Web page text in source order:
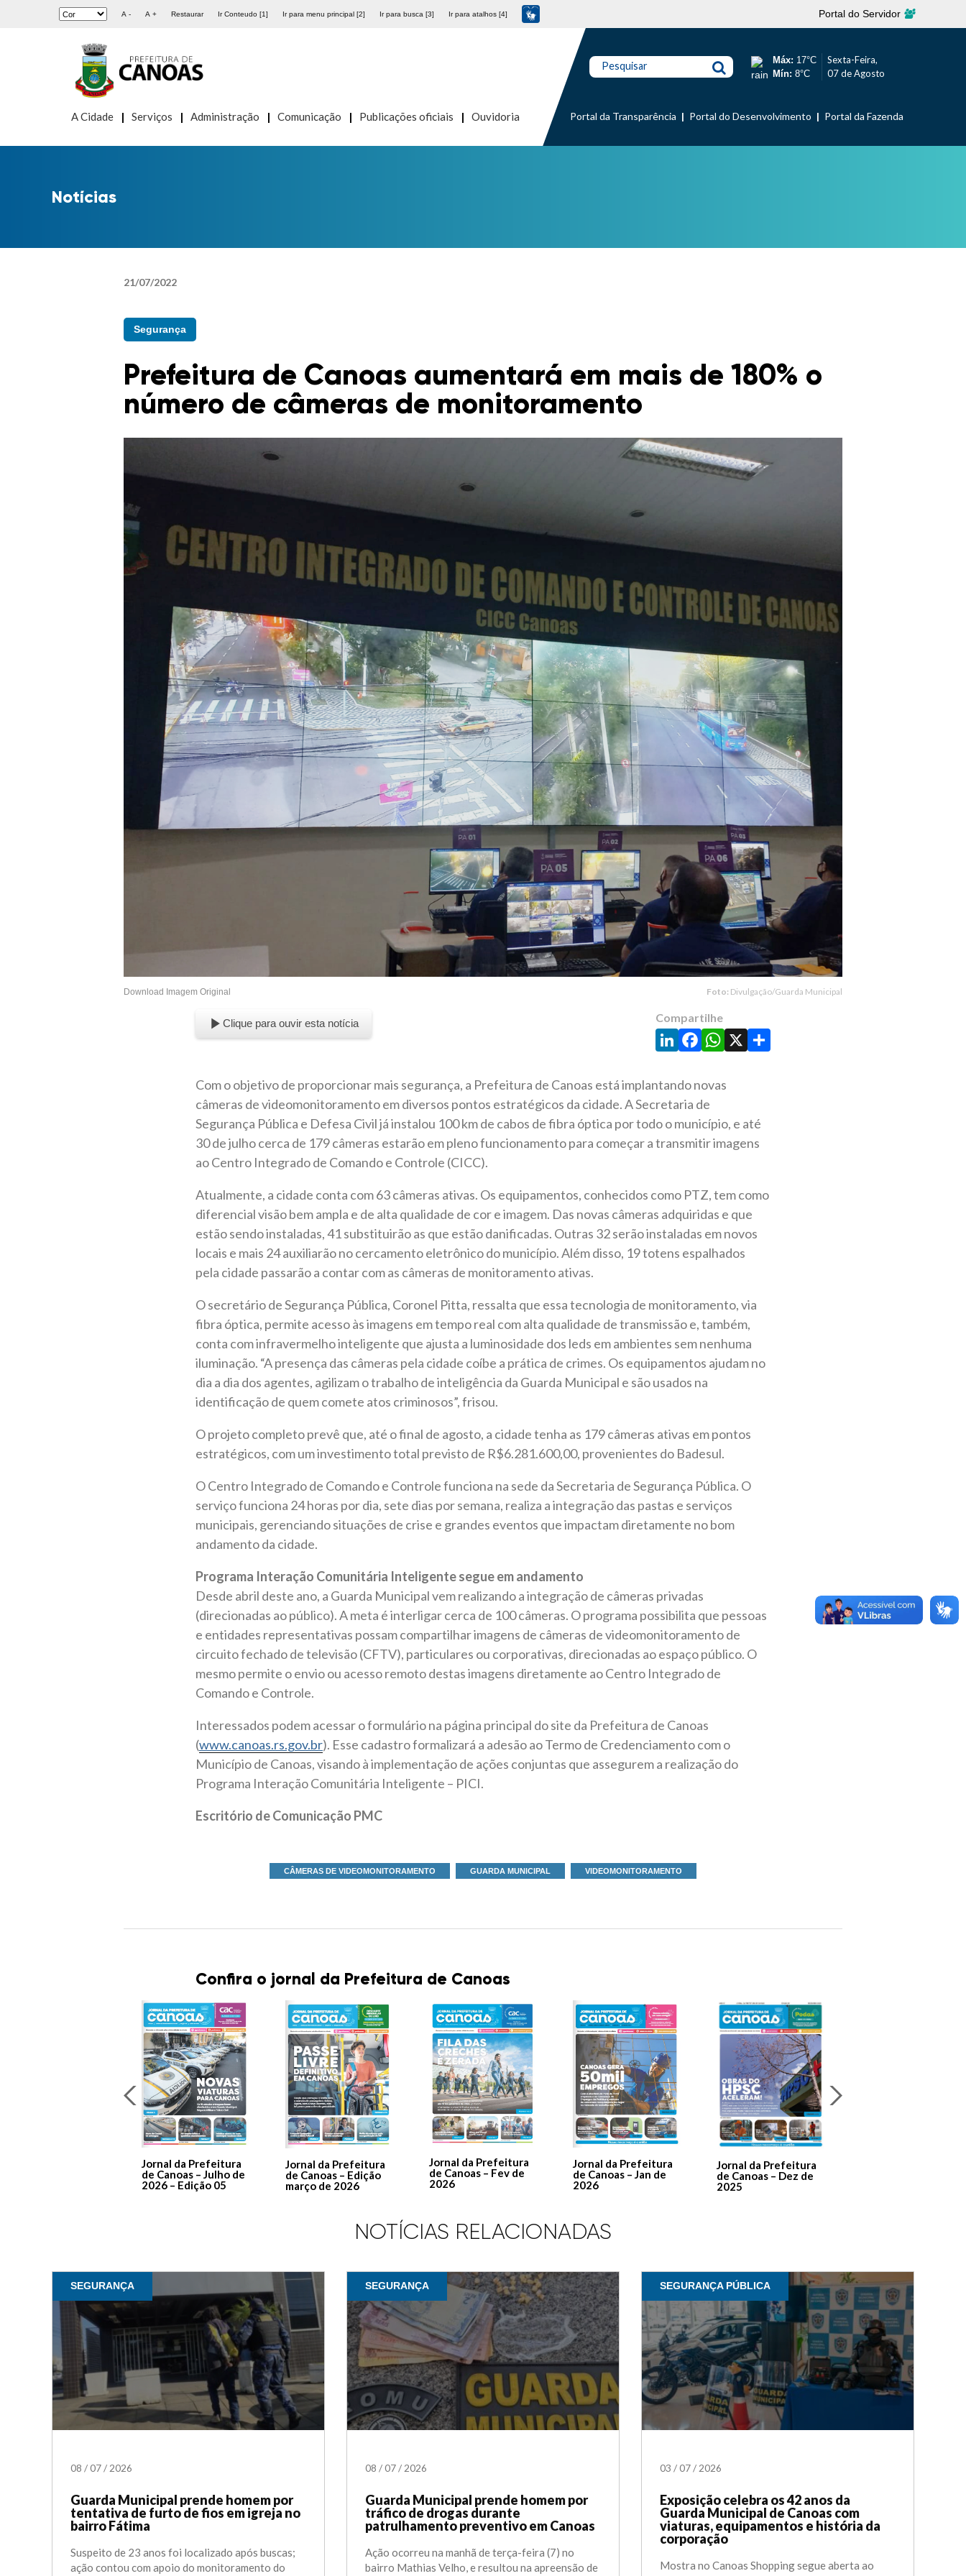
A - A + Restaurar Ir Conteudo [1] Ir para menu principal [2] Ir para busca [3] Ir para atalhos [4] Portal do Servidor
A Cidade Serviços Administração Comunicação Publicações oficiais Ouvidoria
Pesquisar Máx: 17°C
Mín: 8°C
Sexta-Feira,
07 de Agosto
Portal da Transparência Portal do Desenvolvimento Portal da Fazenda
Notícias
21/07/2022
Segurança
Prefeitura de Canoas aumentará em mais de 180% o
número de câmeras de monitoramento
Download Imagem Original Foto: Divulgação/Guarda Municipal
Clique para ouvir esta notícia Compartilhe
LinkedIn
Facebook
WhatsApp
X Share
Com o objetivo de proporcionar mais segurança, a Prefeitura de Canoas está implantando novas
câmeras de videomonitoramento em diversos pontos estratégicos da cidade. A Secretaria de
Segurança Pública e Defesa Civil já instalou 100 km de cabos de fibra óptica por todo o município, e até
30 de julho cerca de 179 câmeras estarão em pleno funcionamento para começar a transmitir imagens
ao Centro Integrado de Comando e Controle (CICC).
Atualmente, a cidade conta com 63 câmeras ativas. Os equipamentos, conhecidos como PTZ, tem como
diferencial visão bem ampla e de alta qualidade de cor e imagem. Das novas câmeras adquiridas e que
estão sendo instaladas, 41 substituirão as que estão danificadas. Outras 32 serão instaladas em novos
locais e mais 24 auxiliarão no cercamento eletrônico do município. Além disso, 19 totens espalhados
pela cidade passarão a contar com as câmeras de monitoramento ativas.
O secretário de Segurança Pública, Coronel Pitta, ressalta que essa tecnologia de monitoramento, via
fibra óptica, permite acesso às imagens em tempo real com alta qualidade de transmissão e, também,
conta com infravermelho inteligente que ajusta a luminosidade dos leds em ambientes sem nenhuma
iluminação. “A presença das câmeras pela cidade coíbe a prática de crimes. Os equipamentos ajudam no
dia a dia dos agentes, agilizam o trabalho de inteligência da Guarda Municipal e são usados na
identificação de quem comete atos criminosos”, frisou.
O projeto completo prevê que, até o final de agosto, a cidade tenha as 179 câmeras ativas em pontos
estratégicos, com um investimento total previsto de R$6.281.600,00, provenientes do Badesul.
O Centro Integrado de Comando e Controle funciona na sede da Secretaria de Segurança Pública. O
serviço funciona 24 horas por dia, sete dias por semana, realiza a integração das pastas e serviços
municipais, gerenciando situações de crise e grandes eventos que impactam diretamente no bom
andamento da cidade.
Programa Interação Comunitária Inteligente segue em andamento
Desde abril deste ano, a Guarda Municipal vem realizando a integração de câmeras privadas
(direcionadas ao público). A meta é interligar cerca de 100 câmeras. O programa possibilita que pessoas
e entidades representativas possam compartilhar imagens de câmeras de videomonitoramento de
circuito fechado de televisão (CFTV), particulares ou corporativas, direcionadas ao espaço público. O
mesmo permite o envio ou acesso remoto destas imagens diretamente ao Centro Integrado de
Comando e Controle.
Interessados podem acessar o formulário na página principal do site da Prefeitura de Canoas
(www.canoas.rs.gov.br). Esse cadastro formalizará a adesão ao Termo de Credenciamento com o
Município de Canoas, visando à implementação de ações conjuntas que assegurem a realização do
Programa Interação Comunitária Inteligente – PICI.
Escritório de Comunicação PMC
CÂMERAS DE VIDEOMONITORAMENTO GUARDA MUNICIPAL VIDEOMONITORAMENTO
Confira o jornal da Prefeitura de Canoas
Jornal da Prefeitura
de Canoas – Julho de
2026 – Edição 05
Jornal da Prefeitura
de Canoas – Edição
março de 2026
Jornal da Prefeitura
de Canoas – Fev de
2026
Jornal da Prefeitura
de Canoas – Jan de
2026
Jornal da Prefeitura
de Canoas – Dez de
2025
NOTÍCIAS RELACIONADAS
SEGURANÇA
08 /07/ 2026
Guarda Municipal prende homem por
tentativa de furto de fios em igreja no
bairro Fátima
Suspeito de 23 anos foi localizado após buscas;
ação contou com apoio do monitoramento do
SEGURANÇA
08 /07/ 2026
Guarda Municipal prende homem por
tráfico de drogas durante
patrulhamento preventivo em Canoas
Ação ocorreu na manhã de terça-feira (7) no
bairro Mathias Velho, e resultou na apreensão de
SEGURANÇA PÚBLICA
03 /07/ 2026
Exposição celebra os 42 anos da
Guarda Municipal de Canoas com
viaturas, equipamentos e história da
corporação
Mostra no Canoas Shopping segue aberta ao